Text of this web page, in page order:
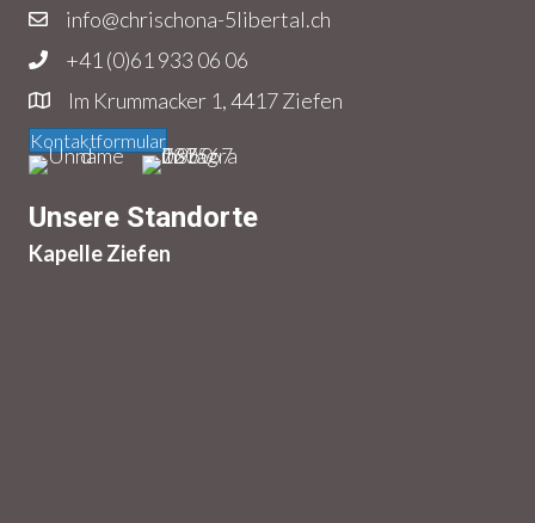
info@chrischona-5libertal.ch
+41 (0)61 933 06 06
Im Krummacker 1, 4417 Ziefen
Kontaktformular
Unsere Standorte
Kapelle Ziefen